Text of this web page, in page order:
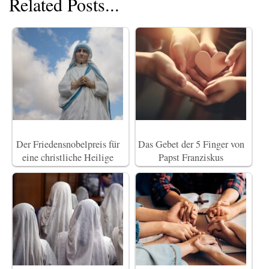
Der Friedensnobelpreis für
eine christliche Heilige
Das Gebet der 5 Finger von
Papst Franziskus